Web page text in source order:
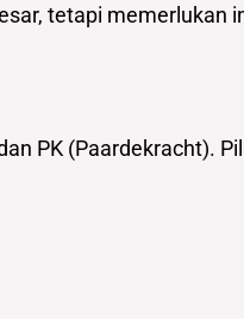
tetapi memerlukan
PK (Paardekracht).